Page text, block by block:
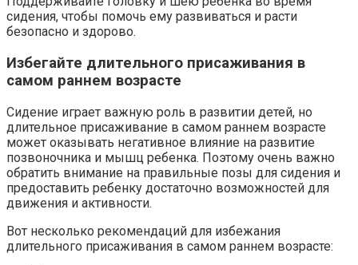
сидения, чтобы помочь ему развиваться и расти
безопасно и здорово.
Избегайте длительного присаживания в
самом раннем возрасте
Сидение играет важную роль в развитии детей, но
длительное присаживание в самом раннем возрасте
может оказывать негативное влияние на развитие
позвоночника и мышц ребенка. Поэтому очень важно
обратить внимание на правильные позы для сидения и
предоставить ребенку достаточно возможностей для
движения и активности.
Вот несколько рекомендаций для избежания
длительного присаживания в самом раннем возрасте: